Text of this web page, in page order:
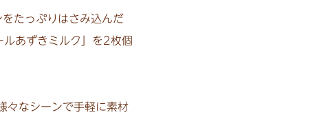
たっぷりはさみ込んだ
あずきミルク」を2枚個
々なシーンで手軽に素材